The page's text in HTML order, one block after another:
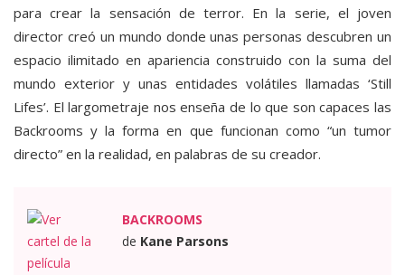
para crear la sensación de terror. En la serie, el joven
director creó un mundo donde unas personas descubren un
espacio ilimitado en apariencia construido con la suma del
mundo exterior y unas entidades volátiles llamadas ‘Still
Lifes’. El largometraje nos enseña de lo que son capaces las
Backrooms y la forma en que funcionan como “un tumor
directo” en la realidad, en palabras de su creador.
BACKROOMS
de Kane Parsons